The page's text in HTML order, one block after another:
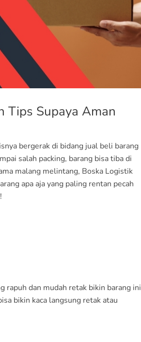
Tips Supaya Aman
bergerak di bidang jual beli barang
salah packing, barang bisa tiba di
malang melintang, Boska Logistik
apa aja yang paling rentan pecah
rapuh dan mudah retak bikin barang ini
bikin kaca langsung retak atau